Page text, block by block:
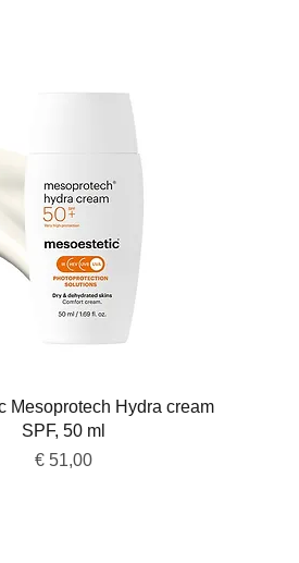
Snel overzicht
Mesoprotech Hydra cream
SPF, 50 ml
Prijs
€ 51,00